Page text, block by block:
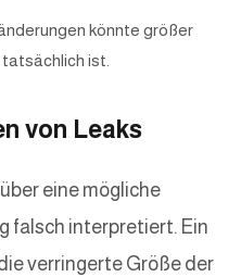
könnte größer
ist.
von Leaks
eine mögliche
falsch interpretiert. Ein
verringerte Größe der